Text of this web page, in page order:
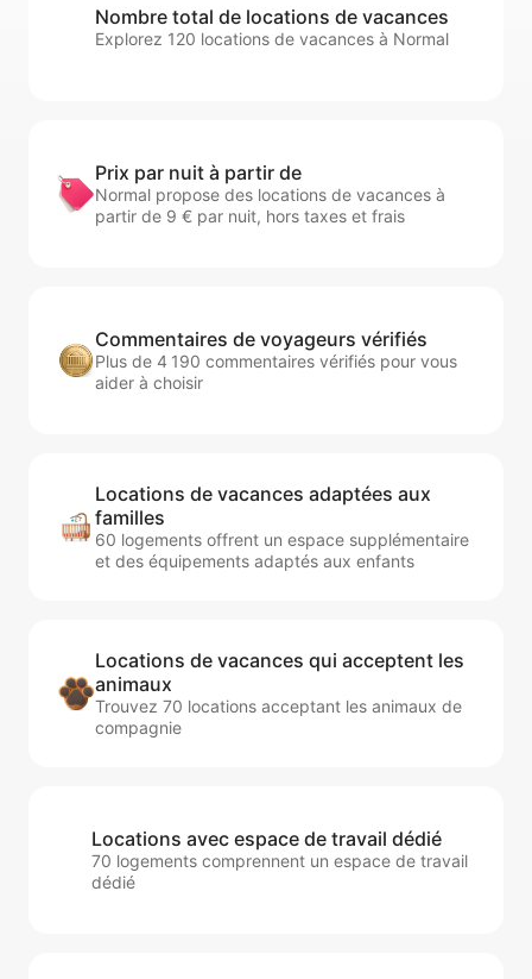
Nombre total de locations de vacances
Explorez 120 locations de vacances à Normal
Prix par nuit à partir de
Normal propose des locations de vacances à
partir de 9 € par nuit, hors taxes et frais
Commentaires de voyageurs vérifiés
Plus de 4 190 commentaires vérifiés pour vous
aider à choisir
Locations de vacances adaptées aux
familles
60 logements offrent un espace supplémentaire
et des équipements adaptés aux enfants
Locations de vacances qui acceptent les
animaux
Trouvez 70 locations acceptant les animaux de
compagnie
Locations avec espace de travail dédié
70 logements comprennent un espace de travail
dédié